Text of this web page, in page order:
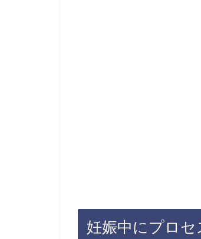
妊娠中にプロ